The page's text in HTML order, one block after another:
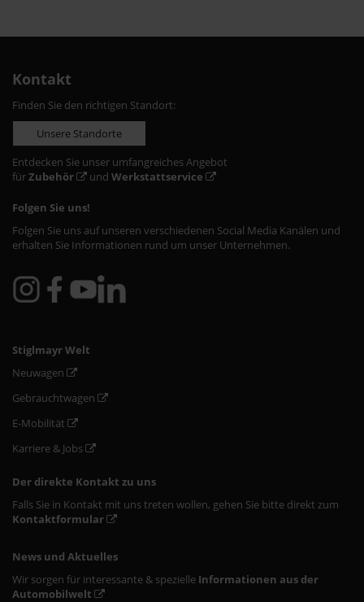
Kontakt
Finden Sie den richtigen Standort:
Unsere Standorte
Entdecken Sie unser umfangreiches Angebot
fürZubehör und Werkstattservice
Folgen Sie uns!
Folgen Sie uns auf unseren verschiedenen Social Media Kanälen und
erhalten Sie Informationen rund um unser Unternehmen.
Stiglmayr Welt
Neuwagen
Gebrauchtwagen
E-Mobilität
Karriere & Jobs
Der direkte Kontakt zu uns
Falls Sie in Kontakt mit uns treten wollen, gehen Sie bitte direkt zum
Kontaktformular
News und Aktuelles
Wir sorgen für interessante & spezielle Informationen aus der
Automobilwelt